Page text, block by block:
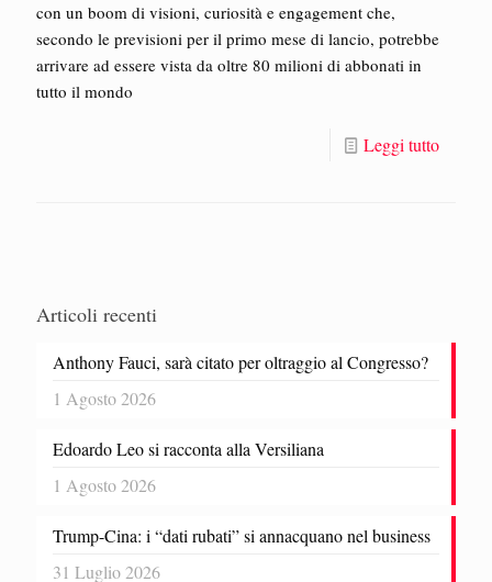
con un boom di visioni, curiosità e engagement che,
secondo le previsioni per il primo mese di lancio, potrebbe
arrivare ad essere vista da oltre 80 milioni di abbonati in
tutto il mondo
Leggi tutto
Articoli recenti
Anthony Fauci, sarà citato per oltraggio al Congresso?
1 Agosto 2026
Edoardo Leo si racconta alla Versiliana
1 Agosto 2026
Trump-Cina: i “dati rubati” si annacquano nel business
31 Luglio 2026